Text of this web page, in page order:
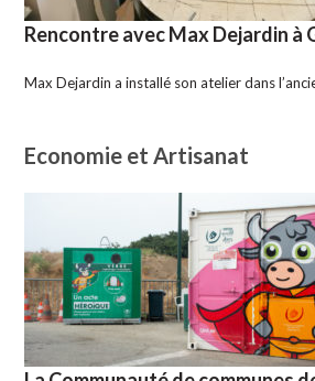
Rencontre avec Max Dejardin à
Max Dejardin a installé son atelier dans
Economie et Artisanat